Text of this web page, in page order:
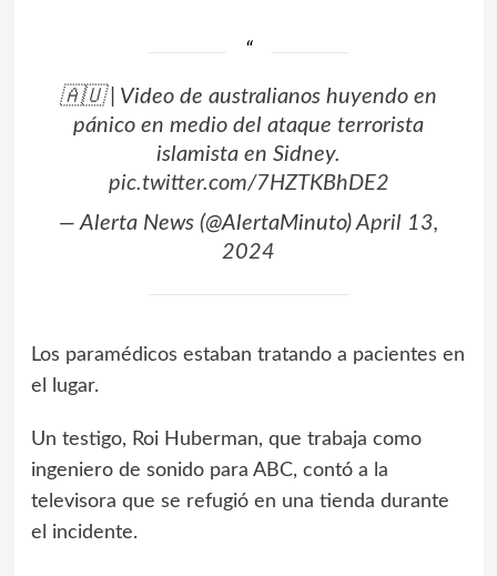
🇦🇺 | Video de australianos huyendo en
pánico en medio del ataque terrorista
islamista en Sidney.
pic.twitter.com/7HZTKBhDE2
— Alerta News (@AlertaMinuto) April 13,
2024
Los paramédicos estaban tratando a pacientes en
el lugar.
Un testigo, Roi Huberman, que trabaja como
ingeniero de sonido para ABC, contó a la
televisora que se refugió en una tienda durante
el incidente.